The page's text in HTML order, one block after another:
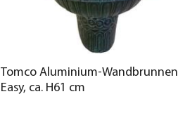
Tomco Aluminium-Wandbrunnen
Easy, ca. H61 cm